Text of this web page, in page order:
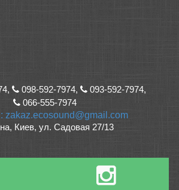
098-592-7974,
093-592-7974,
066-555-7974
zakaz.ecosound@gmail.com
Киев, ул. Садовая 27/13